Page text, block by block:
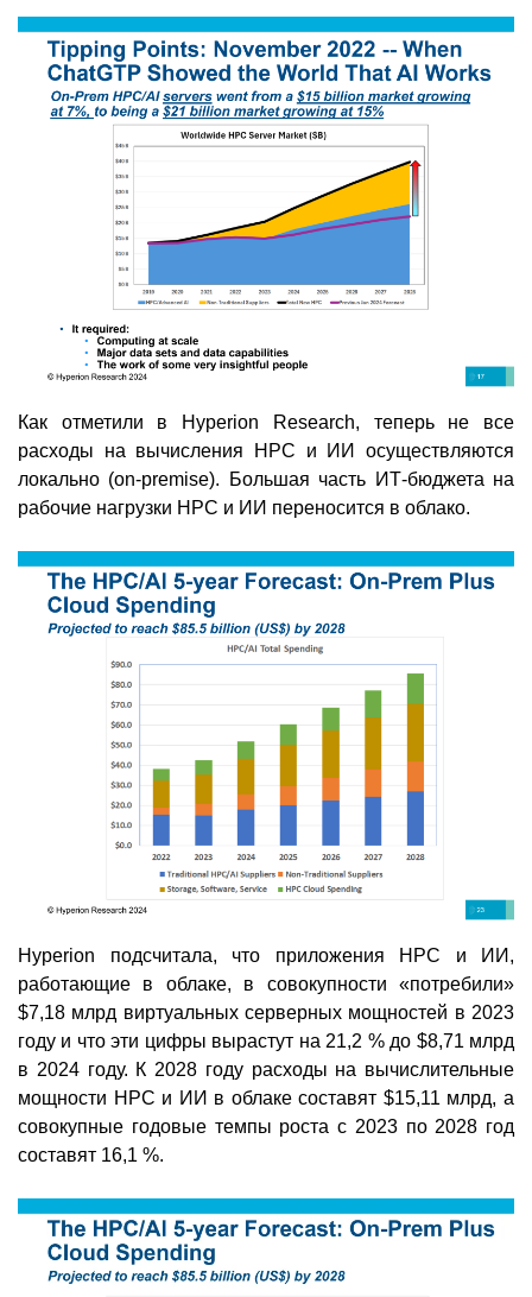
Как отметили в Hyperion Research, теперь не все
расходы на вычисления HPC и ИИ осуществляются
локально (on-premise). Большая часть ИТ-бюджета на
рабочие нагрузки HPC и ИИ переносится в облако.
Hyperion подсчитала, что приложения HPC и ИИ,
работающие в облаке, в совокупности «потребили»
$7,18 млрд виртуальных серверных мощностей в 2023
году и что эти цифры вырастут на 21,2 % до $8,71 млрд
в 2024 году. К 2028 году расходы на вычислительные
мощности HPC и ИИ в облаке составят $15,11 млрд, а
совокупные годовые темпы роста с 2023 по 2028 год
составят 16,1 %.